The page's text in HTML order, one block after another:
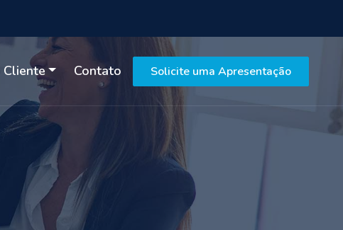
Contato Solicite uma Apresentação